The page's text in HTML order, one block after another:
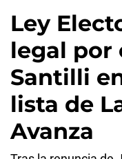
Ley
legal por
Santilli
lista de
Avanza